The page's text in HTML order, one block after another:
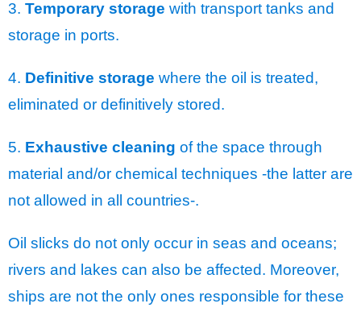
3. Temporary storage with transport tanks and
storage in ports.
4. Definitive storage where the oil is treated,
eliminated or definitively stored.
5. Exhaustive cleaning of the space through
material and/or chemical techniques -the latter are
not allowed in all countries-.
Oil slicks do not only occur in seas and oceans;
rivers and lakes can also be affected. Moreover,
ships are not the only ones responsible for these